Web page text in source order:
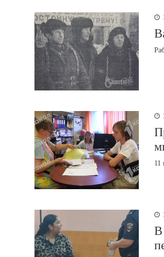
11
В